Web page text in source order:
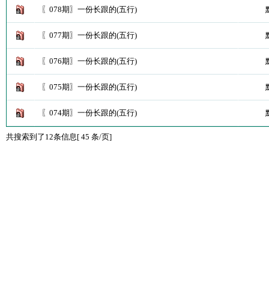
〖078期〗一份长跟的(五行)
〖077期〗一份长跟的(五行)
〖076期〗一份长跟的(五行)
〖075期〗一份长跟的(五行)
〖074期〗一份长跟的(五行)
共搜索到了12条信息[ 45 条/页]